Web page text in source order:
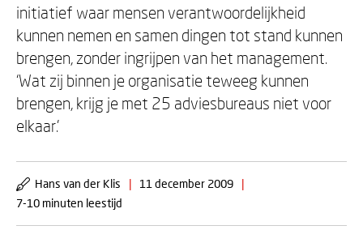
initiatief waar mensen verantwoordelijkheid
kunnen nemen en samen dingen tot stand kunnen
brengen, zonder ingrijpen van het management.
‘Wat zij binnen je organisatie teweeg kunnen
brengen, krijg je met 25 adviesbureaus niet voor
elkaar.’
Hans van der Klis | 11 december 2009
|
7-10 minuten leestijd